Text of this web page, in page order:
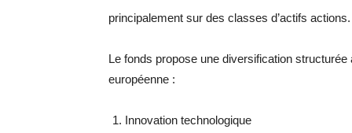
principalement sur des classes d’actifs actions.
Le fonds propose une diversification structurée
européenne :
Innovation technologique